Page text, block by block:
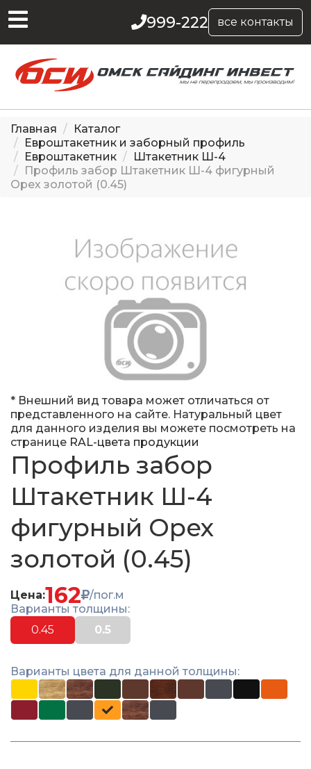
999-222 все контакты
Главная
Каталог
Евроштакетник и заборный профиль
Евроштакетник
Штакетник Ш-4
Профиль забор Штакетник Ш-4 фигурный
Орех золотой (0.45)
* Внешний вид товара может отличаться от
представленного на сайте. Натуральный цвет
для данного изделия вы можете посмотреть на
странице RAL-цвета продукции
Профиль забор
Штакетник Ш-4
фигурный Орех
золотой (0.45)
Цена:162
/пог.м
Варианты толщины:
0.45
0.5
Варианты цвета для данной толщины: